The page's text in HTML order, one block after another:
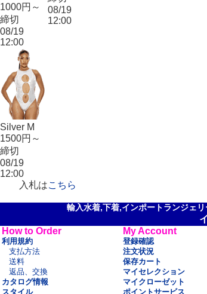
1000円～
締切
08/19
12:00
08/19
12:00
Silver M
1500円～
締切
08/19
12:00
入札はこちら
輸入水着,下着,インポートランジェ
How to Order
利用規約
支払方法
送料
返品、交換
カタログ情報
スタイル
My Account
登録確認
注文状況
保存カート
マイセレクション
マイクローゼット
ポイントサービス